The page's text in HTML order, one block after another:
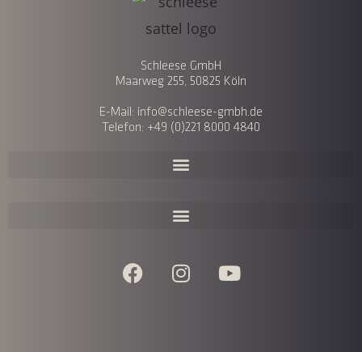
Schleese GmbH
Maarweg 255, 50825 Köln
E-Mail: info@schleese-gmbh.de
Telefon: +49 (0)221 8000 4840